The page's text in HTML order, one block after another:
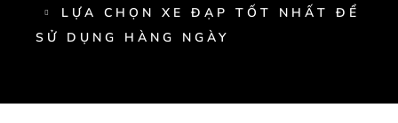
LỰA CHỌN XE ĐẠP TỐT NHẤT ĐỂ
SỬ DỤNG HÀNG NGÀY